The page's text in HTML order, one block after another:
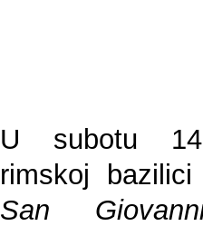
U subotu
rimskoj
San